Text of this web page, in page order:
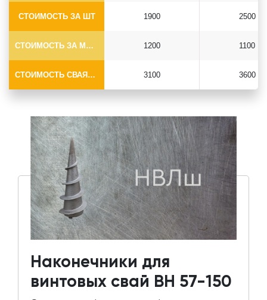
СТОИМОСТЬ ЗА ШТ
СТОИМОСТЬ ЗА МОНТАЖ
СТОИМОСТЬ СВАЯ+МОНТАЖ (БЕЗ ОГОЛОВКА)
1900
1200
3100
2500
1100
3600
Наконечники для
винтовых свай ВН 57-150